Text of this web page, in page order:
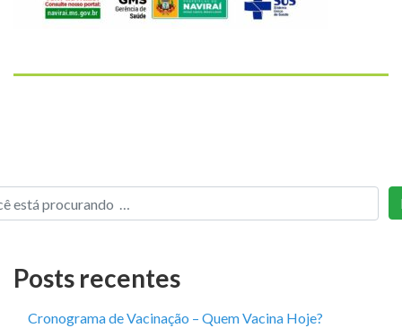
Posts recentes
Cronograma de Vacinação – Quem Vacina Hoje?